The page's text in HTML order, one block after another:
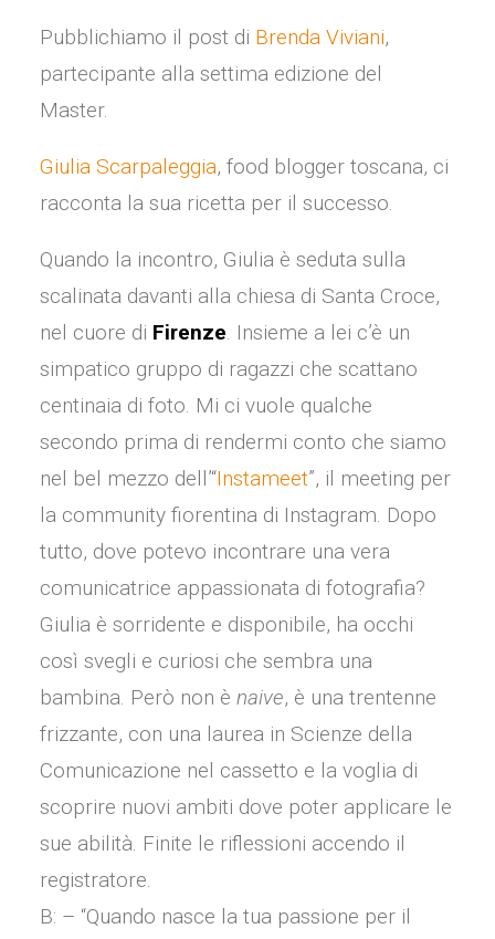
Pubblichiamo il post di Brenda Viviani,
partecipante alla settima edizione del
Master.
Giulia Scarpaleggia, food blogger toscana, ci
racconta la sua ricetta per il successo.
Quando la incontro, Giulia è seduta sulla
scalinata davanti alla chiesa di Santa Croce,
nel cuore di Firenze. Insieme a lei c’è un
simpatico gruppo di ragazzi che scattano
centinaia di foto. Mi ci vuole qualche
secondo prima di rendermi conto che siamo
nel bel mezzo dell’“Instameet”, il meeting per
la community fiorentina di Instagram. Dopo
tutto, dove potevo incontrare una vera
comunicatrice appassionata di fotografia?
Giulia è sorridente e disponibile, ha occhi
così svegli e curiosi che sembra una
bambina. Però non è naive, è una trentenne
frizzante, con una laurea in Scienze della
Comunicazione nel cassetto e la voglia di
scoprire nuovi ambiti dove poter applicare le
sue abilità. Finite le riflessioni accendo il
registratore.
B: – “Quando nasce la tua passione per il